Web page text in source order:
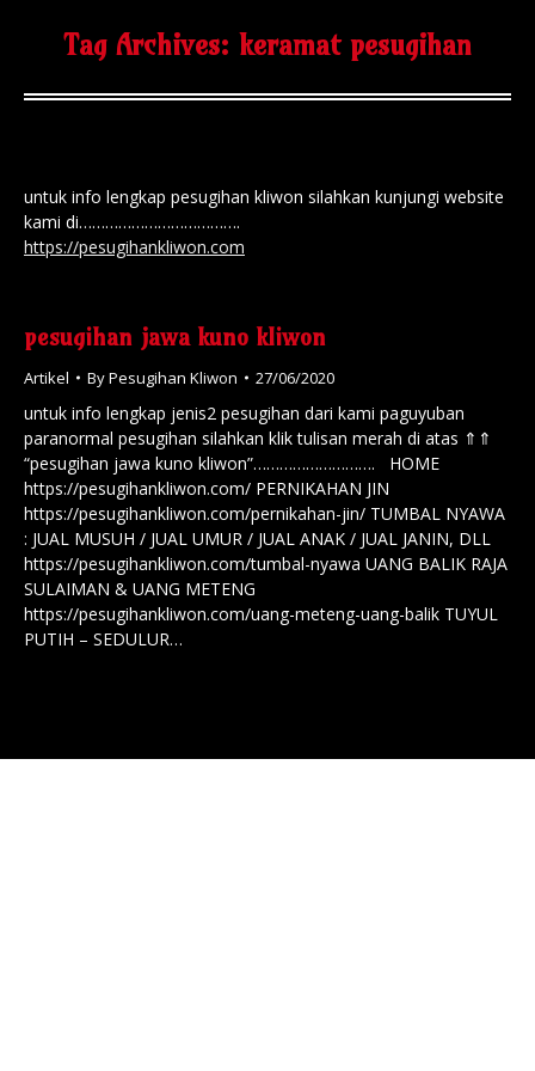
Tag Archives: keramat pesugihan
untuk info lengkap pesugihan kliwon silahkan kunjungi website
kami di……………………………….
https://pesugihankliwon.com
pesugihan jawa kuno kliwon
Artikel ByPesugihan Kliwon 27/06/2020
untuk info lengkap jenis2 pesugihan dari kami paguyuban
paranormal pesugihan silahkan klik tulisan merah di atas ⇑⇑
“pesugihan jawa kuno kliwon”………………………. HOME
https://pesugihankliwon.com/ PERNIKAHAN JIN
https://pesugihankliwon.com/pernikahan-jin/ TUMBAL NYAWA
: JUAL MUSUH / JUAL UMUR / JUAL ANAK / JUAL JANIN, DLL
https://pesugihankliwon.com/tumbal-nyawa UANG BALIK RAJA
SULAIMAN & UANG METENG
https://pesugihankliwon.com/uang-meteng-uang-balik TUYUL
PUTIH – SEDULUR…